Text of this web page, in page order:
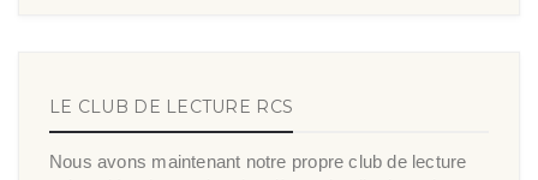
LE CLUB DE LECTURE RCS
Nous avons maintenant notre propre club de lecture